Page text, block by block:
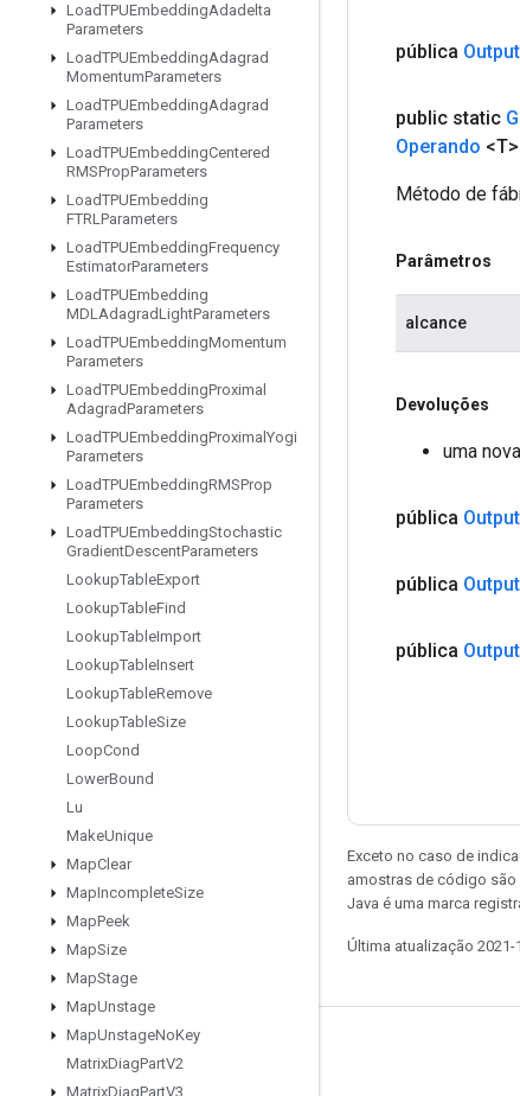
LoadTPUEmbeddingAdadelta
Parameters
LoadTPUEmbeddingAdagrad
MomentumParameters
LoadTPUEmbeddingAdagrad
Parameters
LoadTPUEmbeddingCentered
RMSPropParameters
LoadTPUEmbedding
FTRLParameters
LoadTPUEmbeddingFrequency
EstimatorParameters
LoadTPUEmbedding
MDLAdagradLightParameters
LoadTPUEmbeddingMomentum
Parameters
LoadTPUEmbeddingProximal
AdagradParameters
LoadTPUEmbeddingProximal Yogi
Parameters
LoadTPUEmbeddingRMSProp
Parameters
LoadTPUEmbeddingStochastic
GradientDescentParameters
LookupTableExport
LookupTableFind
LookupTableImport
LookupTableInsert
LookupTableRemove
LookupTableSize
LoopCond
LowerBound
Lu
MakeUnique
MapClear
MapIncompleteSize
MapPeek
MapSize
MapStage
MapUnstage
MapUnstageNoKey
MatrixDiagPartV2
MatrixDiagPartV3
pública Output
public static
Operando
Método de
Parâmetros
alcance
Devoluções
uma
pública Output
pública Output
pública Output
Exceto no caso de
amostras de código
Java é uma marca
Última atualização 2021-
Permanecer conectado
Blog